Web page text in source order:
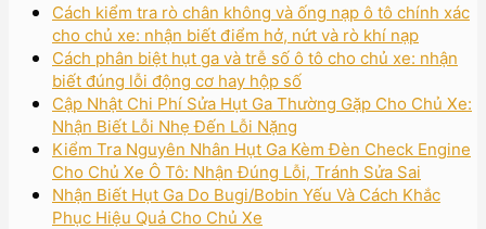
Cách kiểm tra rò chân không và ống nạp ô tô chính xác
cho chủ xe: nhận biết điểm hở, nứt và rò khí nạp
Cách phân biệt hụt ga và trễ số ô tô cho chủ xe: nhận
biết đúng lỗi động cơ hay hộp số
Cập Nhật Chi Phí Sửa Hụt Ga Thường Gặp Cho Chủ Xe:
Nhận Biết Lỗi Nhẹ Đến Lỗi Nặng
Kiểm Tra Nguyên Nhân Hụt Ga Kèm Đèn Check Engine
Cho Chủ Xe Ô Tô: Nhận Đúng Lỗi, Tránh Sửa Sai
Nhận Biết Hụt Ga Do Bugi/Bobin Yếu Và Cách Khắc
Phục Hiệu Quả Cho Chủ Xe